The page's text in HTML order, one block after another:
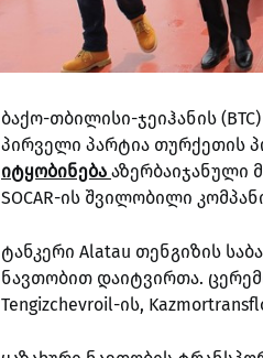
ბაქო-თბილისი-ჯეიჰანის
პირველი პარტია თურქეთის
იტყობინება აზერბაიჯანული
SOCAR-ის შვილობილი
ტანკერი Alatau თენგიზის
ნავთობით დაიტვირთა.
Tengizchevroil-ის,